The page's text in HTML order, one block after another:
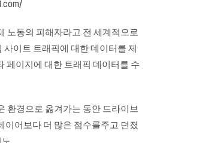
노동의 피해자라고 전 세계적으로
이트 트래픽에 대한 데이터를 제
페이지에 대한 트래픽 데이터를 수
환경으로 옮겨가는 동안 드라이브
이어보다 더 많은 점수를주고 던졌